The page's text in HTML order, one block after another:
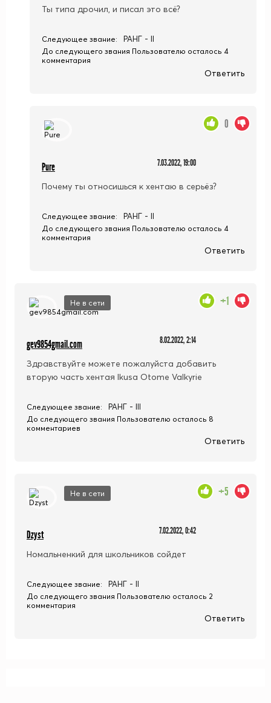
Ты типа дрочил, и писал это всё?
Следующее звание: РАНГ - II
До следующего звания Пользователю осталось 4
комментария
Ответить
Pure 7.03.2022, 19:00
Почему ты относишься к хентаю в серьёз?
0
Следующее звание: РАНГ - II
До следующего звания Пользователю осталось 4
комментария
Ответить
Не в сети
gev9854gmail.com 8.02.2022, 2:14
Здравствуйте можете пожалуйста добавить
вторую часть хентая Ikusa Otome Valkyrie
+1
Следующее звание: РАНГ - III
До следующего звания Пользователю осталось 8
комментариев
Ответить
Не в сети
Dzyst 7.02.2022, 0:42
Номальненкий для школьников сойдет
+5
Следующее звание: РАНГ - II
До следующего звания Пользователю осталось 2
комментария
Ответить